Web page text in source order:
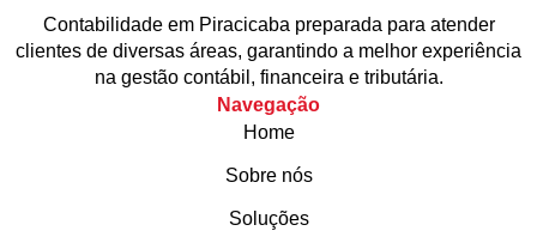
Contabilidade em Piracicaba preparada para atender
clientes de diversas áreas, garantindo a melhor experiência
na gestão contábil, financeira e tributária.
Navegação
Home
Sobre nós
Soluções